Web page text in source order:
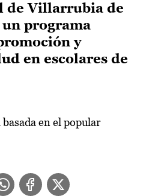
de Villarrubia de
programa
y
en escolares de
en el popular